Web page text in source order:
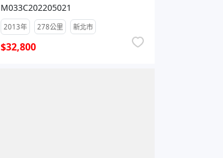
M033C202205021
2013年 278公里 新北市
$32,800